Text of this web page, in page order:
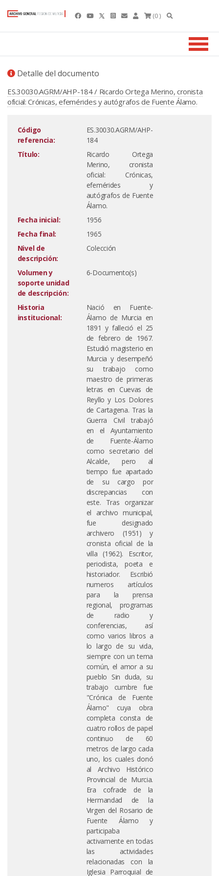
(0 )
Detalle del documento
ES.30030.AGRM/AHP-184 / Ricardo Ortega Merino, cronista
oficial: Crónicas, efemérides y autógrafos de Fuente Álamo.
Código
referencia:
ES.30030.AGRM/AHP-
184
Título:
Ricardo Ortega
Merino, cronista
oficial: Crónicas,
efemérides y
autógrafos de Fuente
Álamo.
Fecha inicial:
1956
Fecha final:
1965
Nivel de
descripción:
Colección
Volumen y
soporte unidad
de descripción:
6-Documento(s)
Historia
institucional:
Nació en Fuente-
Álamo de Murcia en
1891 y falleció el 25
de febrero de 1967.
Estudió magisterio en
Murcia y desempeñó
su trabajo como
maestro de primeras
letras en Cuevas de
Reyllo y Los Dolores
de Cartagena. Tras la
Guerra Civil trabajó
en el Ayuntamiento
de Fuente-Álamo
como secretario del
Alcalde, pero al
tiempo fue apartado
de su cargo por
discrepancias con
este. Tras organizar
el archivo municipal,
fue designado
archivero (1951) y
cronista oficial de la
villa (1962). Escritor,
periodista, poeta e
historiador. Escribió
numeros artículos
para la prensa
regional, programas
de radio y
conferencias, así
como varios libros a
lo largo de su vida,
siempre con un tema
común, el amor a su
pueblo Sin duda, su
trabajo cumbre fue
"Crónica de Fuente
Álamo" cuya obra
completa consta de
cuatro rollos de papel
continuo de 60
metros de largo cada
uno, los cuales donó
al Archivo Histórico
Provincial de Murcia.
Era cofrade de la
Hermandad de la
Virgen del Rosario de
Fuente Álamo y
participaba
activamente en todas
las actividades
relacionadas con la
Iglesia Parroquial de